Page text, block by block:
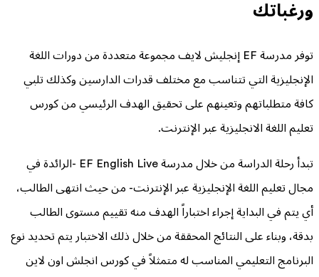
ورغباتك
توفر مدرسة EF إنجليش لايف مجموعة متعددة من دورات اللغة
الإنجليزية التي تتناسب مع مختلف قدرات الدارسين وكذلك تلبي
كافة متطلباتهم وتعينهم على تحقيق الهدف الرئيسي من كورس
تعليم اللغة الانجليزية عبر الإنترنت.
تبدأ رحلة الدراسة من خلال مدرسة EF English Live -الرائدة في
مجال تعليم اللغة الإنجليزية عبر الإنترنت- من حيث انتهى الطالب،
أي يتم في البداية إجراء اختباراً الهدف منه تقييم مستوى الطالب
بدقة، وبناء على النتائج المحققة من خلال ذلك الاختبار يتم تحديد نوع
البرنامج التعليمي المناسب له متمثلاً في كورس انجلش اون لاين